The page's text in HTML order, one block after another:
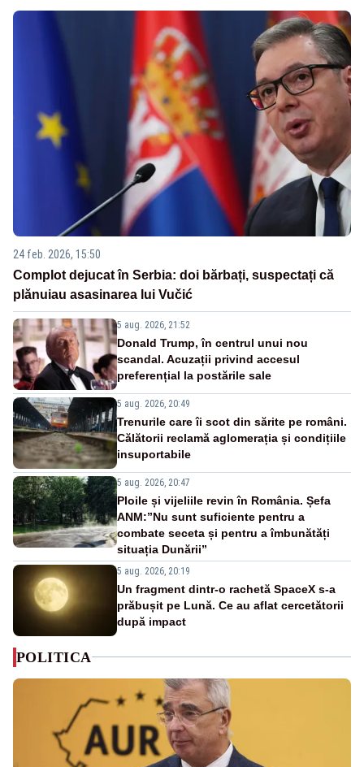
24 feb. 2026, 15:50
Complot dejucat în Serbia: doi bărbați, suspectați că
plănuiau asasinarea lui Vučić
5 aug. 2026, 21:52
Donald Trump, în centrul unui nou
scandal. Acuzații privind accesul
preferențial la postările sale
5 aug. 2026, 20:49
Trenurile care îi scot din sărite pe români.
Călătorii reclamă aglomerația și condițiile
insuportabile
5 aug. 2026, 20:47
Ploile și vijeliile revin în România. Șefa
ANM:”Nu sunt suficiente pentru a
combate seceta și pentru a îmbunătăți
situația Dunării”
5 aug. 2026, 20:19
Un fragment dintr-o rachetă SpaceX s-a
prăbușit pe Lună. Ce au aflat cercetătorii
după impact
POLITICA